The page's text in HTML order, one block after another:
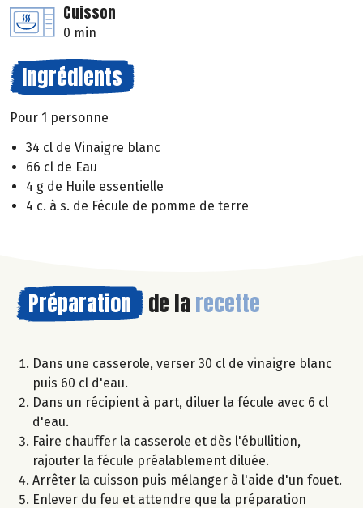
Cuisson
0 min
Ingrédients
Pour 1 personne
34 cl de Vinaigre blanc
66 cl de Eau
4 g de Huile essentielle
4 c. à s. de Fécule de pomme de terre
Préparation de la recette
Dans une casserole, verser 30 cl de vinaigre blanc
puis 60 cl d'eau.
Dans un récipient à part, diluer la fécule avec 6 cl
d'eau.
Faire chauffer la casserole et dès l'ébullition,
rajouter la fécule préalablement diluée.
Arrêter la cuisson puis mélanger à l'aide d'un fouet.
Enlever du feu et attendre que la préparation